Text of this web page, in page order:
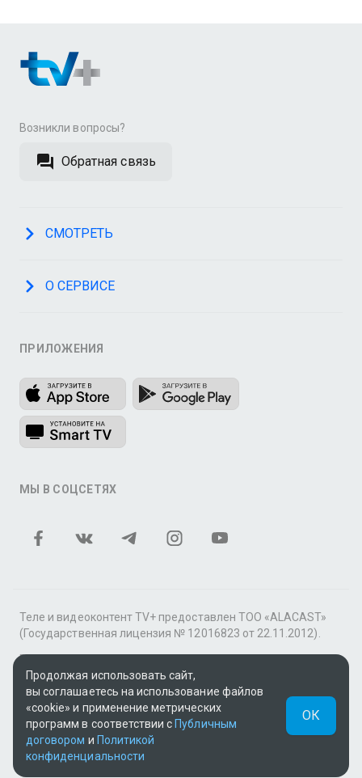
Возникли вопросы?
Обратная связь
СМОТРЕТЬ
О СЕРВИСЕ
ПРИЛОЖЕНИЯ
МЫ В СОЦСЕТЯХ
Теле и видеоконтент TV+ предоставлен ТОО «ALACAST»
(Государственная лицензия № 12016823 от 22.11.2012).
В рамках услуги «Видео по подписке» для «Пакета
фильмов и сериалов tv+» контент предоставляется
онлайн-кинотеатром MEGOGO.
Поддержка: tvplus@telecom.kz
v3.9.15 | SSR
UUID: d0eda836-1e99-4e0e-8493-8f33a1a82304
Продолжая использовать сайт,
вы соглашаетесь на использование файлов
«cookie» и применение метрических
программ в соответствии с Публичным
договором и Политикой
конфиденциальности
ОК